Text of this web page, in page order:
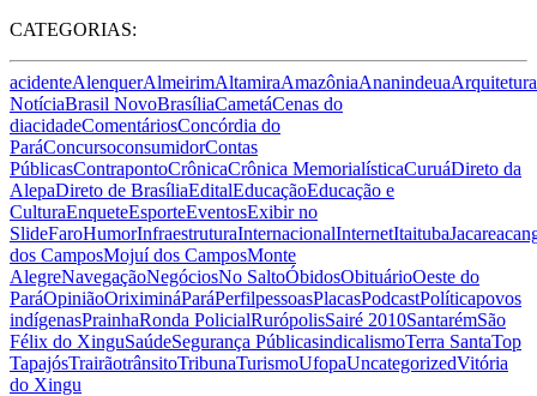
CATEGORIAS:
acidenteAlenquerAlmeirimAltamiraAmazôniaAnanindeuaArquitetura
NotíciaBrasil NovoBrasíliaCametáCenas do
diacidadeComentáriosConcórdia do
ParáConcursoconsumidorContas
PúblicasContrapontoCrônicaCrônica MemorialísticaCuruáDireto da
AlepaDireto de BrasíliaEditalEducaçãoEducação e
CulturaEnqueteEsporteEventosExibir no
SlideFaroHumorInfraestruturaInternacionalInternetItaituba
dos CamposMojuí dos CamposMonte
AlegreNavegaçãoNegóciosNo SaltoÓbidosObituárioOeste do
ParáOpiniãoOriximináParáPerfilpessoasPlacasPodcastPolíticapovos
indígenasPrainhaRonda PolicialRurópolisSairé 2010SantarémSão
Félix do XinguSaúdeSegurança PúblicasindicalismoTerra SantaTop
TapajósTrairãotrânsitoTribunaTurismoUfopaUncategorizedVitória
do Xingu